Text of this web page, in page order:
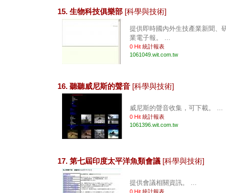
15. 生物科技俱樂部 [科學與技術]
提供即時國內外生技產業新聞、
業電子報。 ...
0 Hit 統計報表
1061049.wit.com.tw
16. 聽聽威尼斯的聲音 [科學與技術]
威尼斯的聲音收集，可下載。 ...
0 Hit 統計報表
1061396.wit.com.tw
17. 第七屆印度太平洋魚類會議 [科學與技術]
提供會議相關資訊。 ...
0 Hit 統計報表